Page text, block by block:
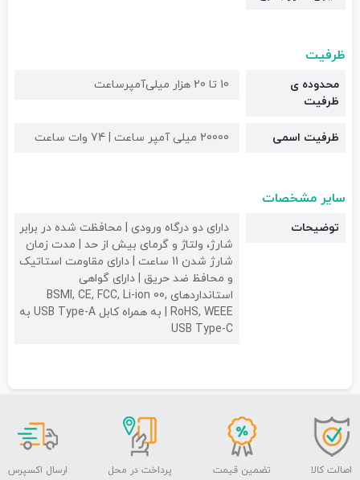
ظرفیت
محدوده ی
ظرفیت
10 تا 20 هزار میلی‌آمپر‌ساعت
ظرفیت اسمی 20000 میلی آمپر ساعت | 74 وات ساعت
سایر مشخصات
توضیحات
دارای دو درگاه ورودی | محافظت شده در برابر
شارژ، ولتاژ و گرمای بیش از حد | مدت زمان
شارژ شدن 11 ساعت | دارای مقاومت استاتیک
و محافظ ضد حریق | دارای گواهی
استانداردهای BSMI, CE, FCC, Li-ion 00,
RoHS, WEEE | به همراه کابل USB Type-A به
USB Type-C
اصالت کالا تضمین قیمت پرداخت در محل ارسال اکسپرس